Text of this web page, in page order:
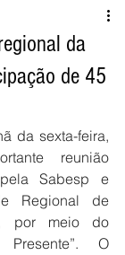
da
de 45
da sexta-feira,
reunião
Sabesp e
Regional de
por meio do
Presente”. O